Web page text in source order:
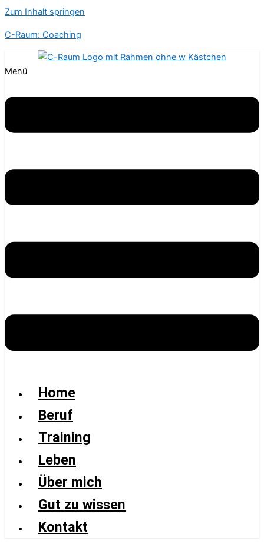
Zum Inhalt springen
C-Raum: Coaching
Menü
Home
Beruf
Training
Leben
Über mich
Gut zu wissen
Kontakt